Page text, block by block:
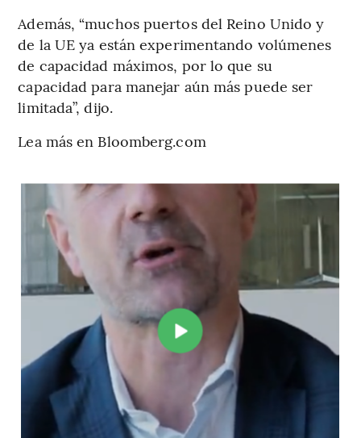
Además, “muchos puertos del Reino Unido y
de la UE ya están experimentando volúmenes
de capacidad máximos, por lo que su
capacidad para manejar aún más puede ser
limitada”, dijo.
Lea más en Bloomberg.com